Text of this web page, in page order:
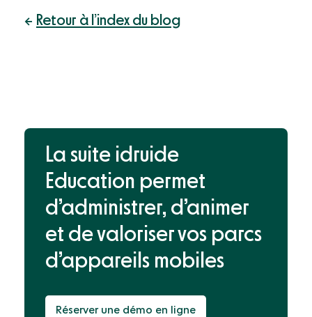
Retour à l’index du blog
La suite idruide
Education permet
d’administrer, d’animer
et de valoriservos parcs
d’appareils mobiles
Réserver une démo en ligne